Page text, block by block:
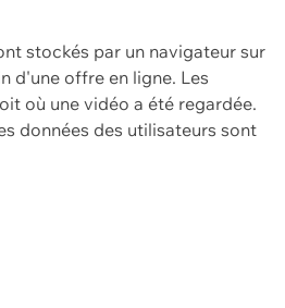
stockés par un navigateur sur
d'une offre en ligne. Les
où une vidéo a été regardée.
données des utilisateurs sont